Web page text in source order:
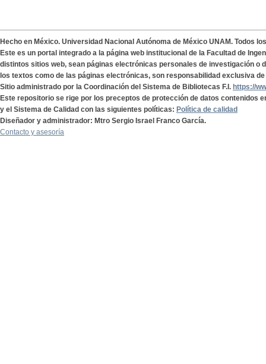
Hecho en México. Universidad Nacional Autónoma de México UNAM. Todos
Este es un portal integrado a la página web institucional de la Facultad de
distintos sitios web, sean páginas electrónicas personales de investigación o
los textos como de las páginas electrónicas, son responsabilidad exclusiva
Sitio administrado por la Coordinación del Sistema de Bibliotecas F.I. https://
Este repositorio se rige por los preceptos de protección de datos contenidos
y el Sistema de Calidad con las siguientes políticas: Política de calidad
Diseñador y administrador: Mtro Sergio Israel Franco García.
Contacto y asesoría